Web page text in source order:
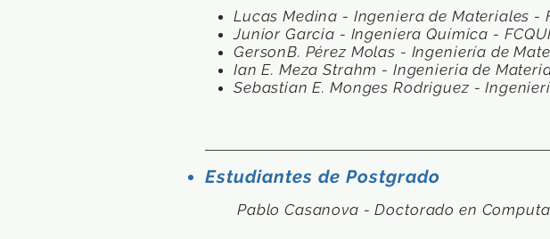
Lucas Medina - Ingeniera de Materiales -
Junior Garcia - Ingeniera Química -
GersonB. Pérez Molas - Ingeniería de
Ian E. Meza Strahm - Ingenieria de
Sebastian E. Monges Rodriguez -
Estudiantes de Postgrado
Pablo Casanova - Doctorado en